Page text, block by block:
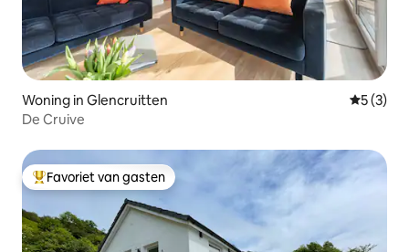
Woning in Glencruitten
5 (3)
De Cruive
Topfavoriet van gasten
Favoriet van gasten